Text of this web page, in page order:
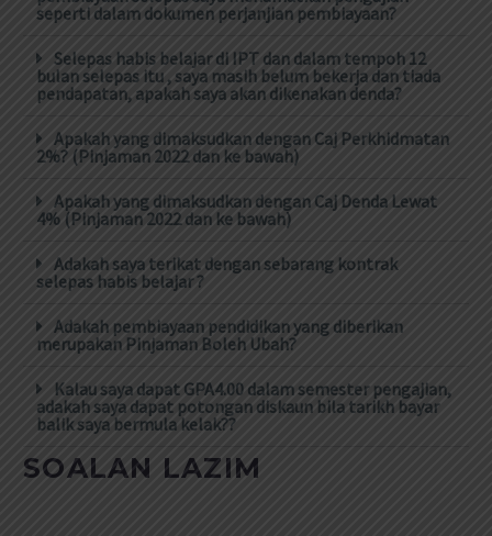
seperti dalam dokumen perjanjian pembiayaan?
Selepas habis belajar di IPT dan dalam tempoh 12
bulan selepas itu , saya masih belum bekerja dan tiada
pendapatan, apakah saya akan dikenakan denda?
Apakah yang dimaksudkan dengan Caj Perkhidmatan
2%? (Pinjaman 2022 dan ke bawah)
Apakah yang dimaksudkan dengan Caj Denda Lewat
4% (Pinjaman 2022 dan ke bawah)
Adakah saya terikat dengan sebarang kontrak
selepas habis belajar ?
Adakah pembiayaan pendidikan yang diberikan
merupakan Pinjaman Boleh Ubah?
Kalau saya dapat GPA4.00 dalam semester pengajian,
adakah saya dapat potongan diskaun bila tarikh bayar
balik saya bermula kelak??
SOALAN LAZIM